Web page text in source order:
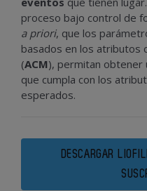
proceso bajo control de
a priori, que los
basados en los atributos
(ACM), permitan obtener
que cumpla con los
esperados.
DESCARGAR